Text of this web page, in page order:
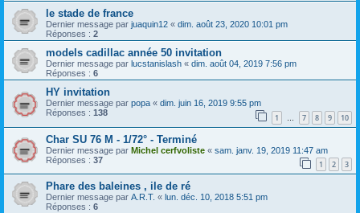
le stade de france
Dernier message par juaquin12 « dim. août 23, 2020 10:01 pm
Réponses : 2
models cadillac année 50 invitation
Dernier message par lucstanislash « dim. août 04, 2019 7:56 pm
Réponses : 6
HY invitation
Dernier message par popa « dim. juin 16, 2019 9:55 pm
Réponses : 138 1 … 7 8 9 10
Char SU 76 M - 1/72° - Terminé
Dernier message par Michel cerfvoliste « sam. janv. 19, 2019 11:47 am
Réponses : 37 1 2 3
Phare des baleines , ile de ré
Dernier message par A.R.T. « lun. déc. 10, 2018 5:51 pm
Réponses : 6